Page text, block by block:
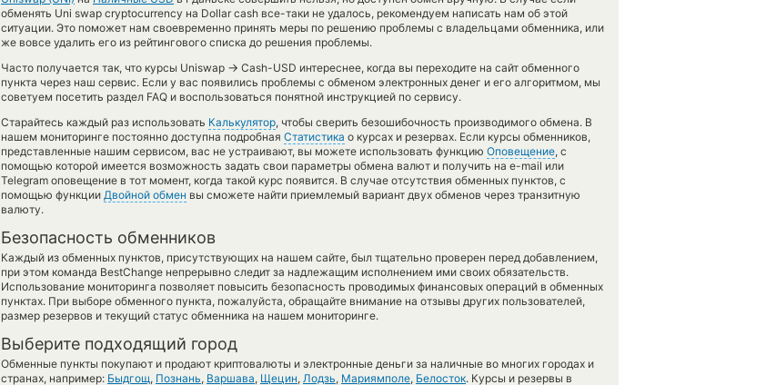
обменять Uni swap cryptocurrency на Dollar cash все-таки не удалось, рекомендуем написать нам об этой
ситуации. Это поможет нам своевременно принять меры по решению проблемы с владельцами обменника, или
же вовсе удалить его из рейтингового списка до решения проблемы.
Часто получается так, что курсы Uniswap → Cash-USD интереснее, когда вы переходите на сайт обменного
пункта через наш сервис. Если у вас появились проблемы с обменом электронных денег и его алгоритмом, мы
советуем посетить раздел FAQ и воспользоваться понятной инструкцией по сервису.
Старайтесь каждый раз использовать Калькулятор, чтобы сверить безошибочность производимого обмена. В
нашем мониторинге постоянно доступна подробная Статистика о курсах и резервах. Если курсы обменников,
представленные нашим сервисом, вас не устраивают, вы можете использовать функцию Оповещение, с
помощью которой имеется возможность задать свои параметры обмена валют и получить на e-mail или
Telegram оповещение в тот момент, когда такой курс появится. В случае отсутствия обменных пунктов, с
помощью функции Двойной обмен вы сможете найти приемлемый вариант двух обменов через транзитную
валюту.
Безопасность обменников
Каждый из обменных пунктов, присутствующих на нашем сайте, был тщательно проверен перед добавлением,
при этом команда BestChange непрерывно следит за надлежащим исполнением ими своих обязательств.
Использование мониторинга позволяет повысить безопасность проводимых финансовых операций в обменных
пунктах. При выборе обменного пункта, пожалуйста, обращайте внимание на отзывы других пользователей,
размер резервов и текущий статус обменника на нашем мониторинге.
Выберите подходящий город
Обменные пункты покупают и продают криптовалюты и электронные деньги за наличные во многих городах и
странах, например: Быдгощ, Познань, Варшава, Щецин, Лодзь, Мариямполе, Белосток. Курсы и резервы в